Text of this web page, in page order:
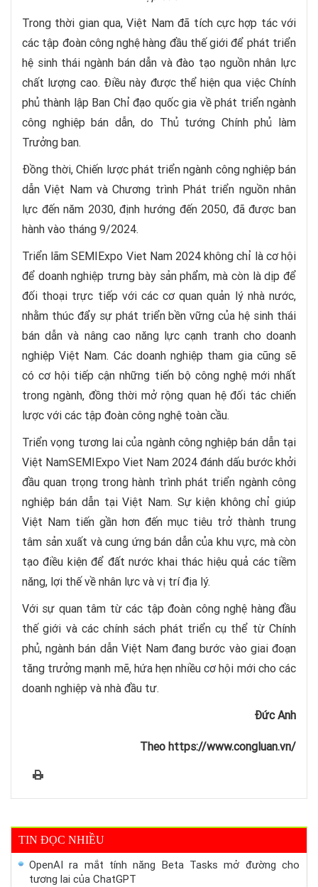
Trong thời gian qua, Việt Nam đã tích cực hợp tác với
các tập đoàn công nghệ hàng đầu thế giới để phát triển
hệ sinh thái ngành bán dẫn và đào tạo nguồn nhân lực
chất lượng cao. Điều này được thể hiện qua việc Chính
phủ thành lập Ban Chỉ đạo quốc gia về phát triển ngành
công nghiệp bán dẫn, do Thủ tướng Chính phủ làm
Trưởng ban.
Đồng thời, Chiến lược phát triển ngành công nghiệp bán
dẫn Việt Nam và Chương trình Phát triển nguồn nhân
lực đến năm 2030, định hướng đến 2050, đã được ban
hành vào tháng 9/2024.
Triển lãm SEMIExpo Viet Nam 2024 không chỉ là cơ hội
để doanh nghiệp trưng bày sản phẩm, mà còn là dịp để
đối thoại trực tiếp với các cơ quan quản lý nhà nước,
nhằm thúc đẩy sự phát triển bền vững của hệ sinh thái
bán dẫn và nâng cao năng lực cạnh tranh cho doanh
nghiệp Việt Nam. Các doanh nghiệp tham gia cũng sẽ
có cơ hội tiếp cận những tiến bộ công nghệ mới nhất
trong ngành, đồng thời mở rộng quan hệ đối tác chiến
lược với các tập đoàn công nghệ toàn cầu.
Triển vọng tương lai của ngành công nghiệp bán dẫn tại
Việt NamSEMIExpo Viet Nam 2024 đánh dấu bước khởi
đầu quan trọng trong hành trình phát triển ngành công
nghiệp bán dẫn tại Việt Nam. Sự kiện không chỉ giúp
Việt Nam tiến gần hơn đến mục tiêu trở thành trung
tâm sản xuất và cung ứng bán dẫn của khu vực, mà còn
tạo điều kiện để đất nước khai thác hiệu quả các tiềm
năng, lợi thế về nhân lực và vị trí địa lý.
Với sự quan tâm từ các tập đoàn công nghệ hàng đầu
thế giới và các chính sách phát triển cụ thể từ Chính
phủ, ngành bán dẫn Việt Nam đang bước vào giai đoạn
tăng trưởng mạnh mẽ, hứa hẹn nhiều cơ hội mới cho các
doanh nghiệp và nhà đầu tư.
Đức Anh
Theo https://www.congluan.vn/
TIN ĐỌC NHIỀU
OpenAI ra mắt tính năng Beta Tasks mở đường cho
tương lai của ChatGPT